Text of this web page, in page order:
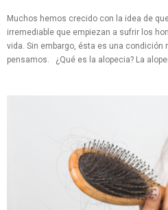
Muchos hemos crecido con la idea de
irremediable que empiezan a sufrir los
vida. Sin embargo, ésta es una
pensamos. ¿Qué es la alopecia? La